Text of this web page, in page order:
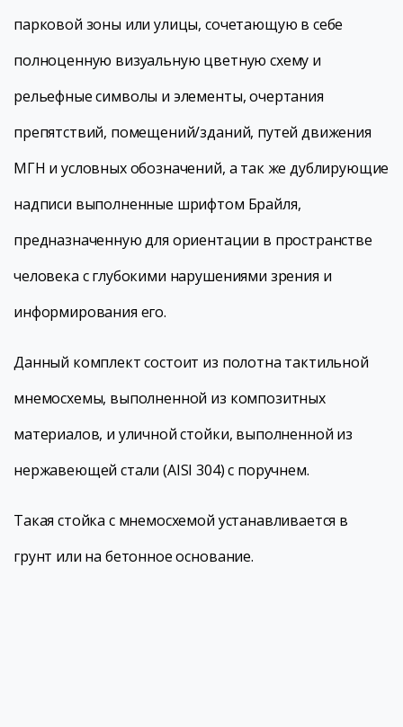
парковой зоны или улицы, сочетающую в себе
полноценную визуальную цветную схему и
рельефные символы и элементы, очертания
препятствий, помещений/зданий, путей движения
МГН и условных обозначений, а так же дублирующие
надписи выполненные шрифтом Брайля,
предназначенную для ориентации в пространстве
человека с глубокими нарушениями зрения и
информирования его.
Данный комплект состоит из полотна тактильной
мнемосхемы, выполненной из композитных
материалов, и уличной стойки, выполненной из
нержавеющей стали (AISI 304) с поручнем.
Такая стойка с мнемосхемой устанавливается в
грунт или на бетонное основание.